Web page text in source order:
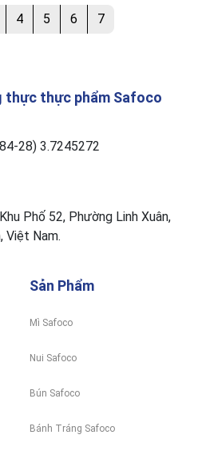
4 5 6 7
thực thực phẩm Safoco
28) 3.7245272
Phố 52, Phường Linh Xuân,
Việt Nam.
Sản Phẩm
Mì Safoco
Nui Safoco
Bún Safoco
Bánh Tráng Safoco